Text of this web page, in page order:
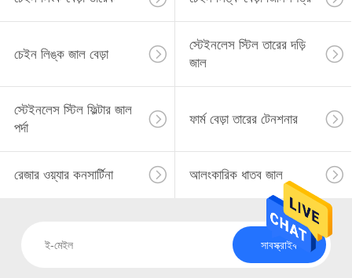
চেইন লিঙ্ক জাল বেড়া
স্টেইনলেস স্টিল তারের দড়ি
জাল
স্টেইনলেস স্টিল ফিল্টার জাল
পর্দা
ফার্ম বেড়া তারের টেনশনার
রেজার ওয়্যার কনসার্টিনা আলংকারিক ধাতব জাল
সাবস্ক্রাইব